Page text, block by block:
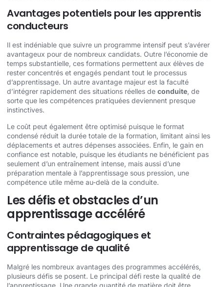
Avantages potentiels pour les apprentis
conducteurs
Il est indéniable que suivre un programme intensif peut s’avérer
avantageux pour de nombreux candidats. Outre l’économie de
temps substantielle, ces formations permettent aux élèves de
rester concentrés et engagés pendant tout le processus
d’apprentissage. Un autre avantage majeur est la faculté
d’intégrer rapidement des situations réelles de conduite, de
sorte que les compétences pratiquées deviennent presque
instinctives.
Le coût peut également être optimisé puisque le format
condensé réduit la durée totale de la formation, limitant ainsi les
déplacements et autres dépenses associées. Enfin, le gain en
confiance est notable, puisque les étudiants ne bénéficient pas
seulement d’un entraînement intense, mais aussi d’une
préparation mentale à l’apprentissage sous pression, une
compétence utile même au-delà de la conduite.
Les défis et obstacles d’un
apprentissage accéléré
Contraintes pédagogiques et
apprentissage de qualité
Malgré les nombreux avantages des programmes accélérés,
plusieurs défis se posent. Le principal défi reste la qualité de
l’apprentissage. Une grande quantité de matière doit être